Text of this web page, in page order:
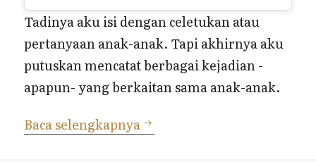
Tadinya aku isi dengan celetukan atau
pertanyaan anak-anak. Tapi akhirnya aku
putuskan mencatat berbagai kejadian -
apapun- yang berkaitan sama anak-anak.
Baca selengkapnya Buku Catatan tentang